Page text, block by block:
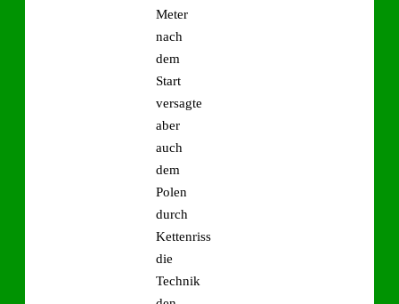
Meter
nach
dem
Start
versagte
aber
auch
dem
Polen
durch
Kettenriss
die
Technik